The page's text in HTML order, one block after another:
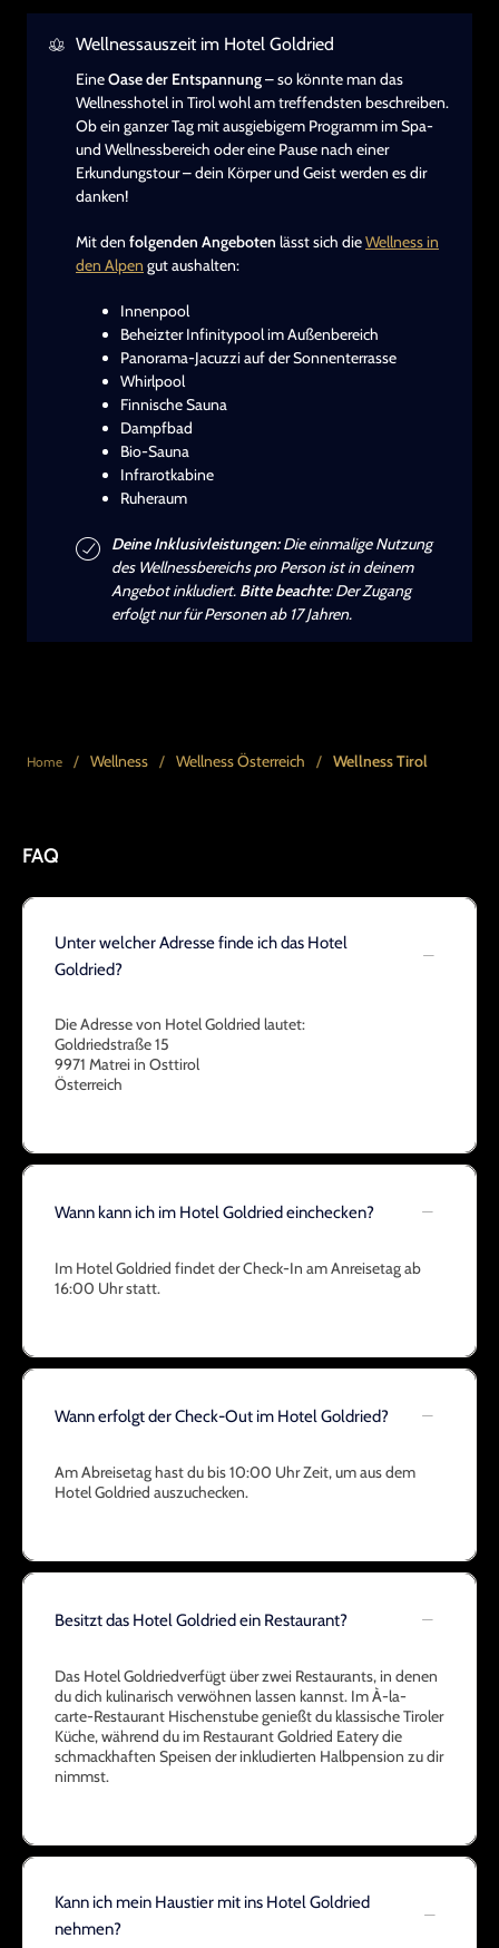
Wellnessauszeit im Hotel Goldried
EineOase der Entspannung– so könnte man das
Wellnesshotel in Tirol wohl am treffendsten beschreiben.
Ob ein ganzer Tag mit ausgiebigem Programm im Spa-
und Wellnessbereich oder eine Pause nach einer
Erkundungstour – dein Körper und Geist werden es dir
danken!
Mit den folgenden Angeboten lässt sich dieWellness in
den Alpen gut aushalten:
Innenpool
Beheizter Infinitypool im Außenbereich
Panorama-Jacuzzi auf der Sonnenterrasse
Whirlpool
Finnische Sauna
Dampfbad
Bio-Sauna
Infrarotkabine
Ruheraum
Deine Inklusivleistungen:Die einmalige Nutzung
des Wellnessbereichs pro Person ist in deinem
Angebot inkludiert. Bitte beachte: Der Zugang
erfolgt nur für Personen ab 17 Jahren.
Home / Wellness / Wellness Österreich / Wellness Tirol
FAQ
Unter welcher Adresse finde ich das Hotel
Goldried?
Die Adresse von Hotel Goldried lautet:
Goldriedstraße 15
9971 Matrei in Osttirol
Österreich
Wann kann ich im Hotel Goldried einchecken?
Im Hotel Goldried findet der Check-In am Anreisetag ab
16:00 Uhr statt.
Wann erfolgt der Check-Out im Hotel Goldried?
Am Abreisetag hast du bis 10:00 Uhr Zeit, um aus dem
Hotel Goldried auszuchecken.
Besitzt das Hotel Goldried ein Restaurant?
Das Hotel Goldriedverfügt über zwei Restaurants, in denen
du dich kulinarisch verwöhnen lassen kannst. Im À-la-
carte-Restaurant Hischenstube genießt du klassische Tiroler
Küche, während du im Restaurant Goldried Eatery die
schmackhaften Speisen der inkludierten Halbpension zu dir
nimmst.
Kann ich mein Haustier mit ins Hotel Goldried
nehmen?